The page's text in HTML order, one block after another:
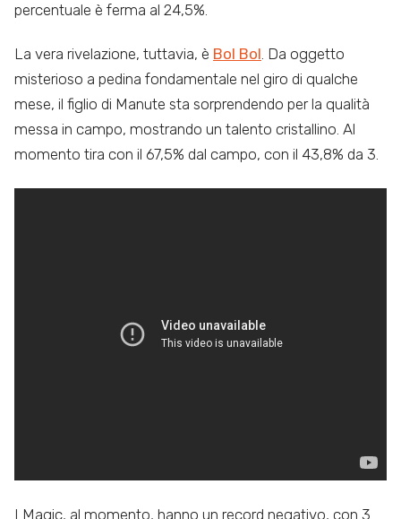
percentuale è ferma al 24,5%.
La vera rivelazione, tuttavia, è Bol Bol. Da oggetto
misterioso a pedina fondamentale nel giro di qualche
mese, il figlio di Manute sta sorprendendo per la qualità
messa in campo, mostrando un talento cristallino. Al
momento tira con il 67,5% dal campo, con il 43,8% da 3.
I Magic, al momento, hanno un record negativo, con 3